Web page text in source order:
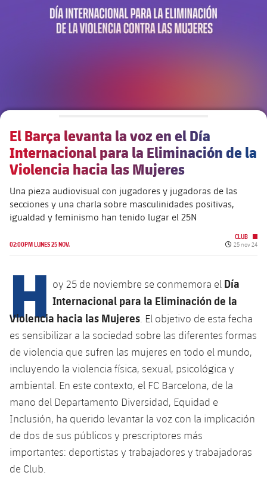
Calendario
Jugadoras
Palmarés
Fotos
Jugadoras históricas
Actualidad
Clasificaciones
Jugadores
Fotos
Historia
Barça Legends
plusicon
más
Partidos
Noticias
Sobre Nosotros
Fotos
Juvenil A
Juvenil B
SUB16
SUB13
SUB12
SUB11 A
SUB11 B
SUB10 A
SUB10 B
Fotos
Femenino B
Femenino C
SUB13 B
SUB12 C
SUB11 C
Campus Verano
PLUSICON
MÁS
Primer Equipo
plusicon
más
Entradas
Resultados
Clasificación
Jugadores
Fotos
Base
plusicon
más
Barça Atlètic
Junior
Cadete A
Cadete B
Infantil A
Infantil B
PLUSICON
MÁS
Primer Equipo
plusicon
más
Actualidad
Calendario
Entradas
Resultados
Barça Atlètic
plusicon
más
Actualidad
Calendario
Resultados
Base
plusicon
más
Actualidad
PLUSICON
plusicon
más
El Barça levanta la voz en el Día
Internacional para la Eliminación de la
Violencia hacia las Mujeres
Una pieza audiovisual con jugadores y jugadoras de las
secciones y una charla sobre masculinidades positivas,
igualdad y feminismo han tenido lugar el 25N
02:00PM LUNES 25 NOV.
CLUB
Fecha de
25 nov 24
H oy 25 de noviembre se conmemora el Día
Internacional para la Eliminación de la
Violencia hacia las Mujeres . El objetivo de esta fecha
es sensibilizar a la sociedad sobre las diferentes formas
de violencia que sufren las mujeres en todo el mundo,
incluyendo la violencia física, sexual, psicológica y
ambiental. En este contexto, el FC Barcelona, ​​de la
mano del Departamento Diversidad, Equidad e
Inclusión, ha querido levantar la voz con la implicación
de dos de sus públicos y prescriptores más
importantes: deportistas y trabajadores y trabajadoras
de Club.